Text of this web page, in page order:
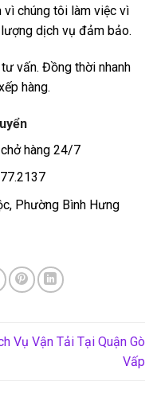
vì chúng tôi làm việc vì
dịch vụ đảm bảo.
vấn. Đồng thời nhanh
hàng.
hàng 24/7
Phường Bình Hưng
Vụ Vận Tải Tại Quận Gò
Vấp